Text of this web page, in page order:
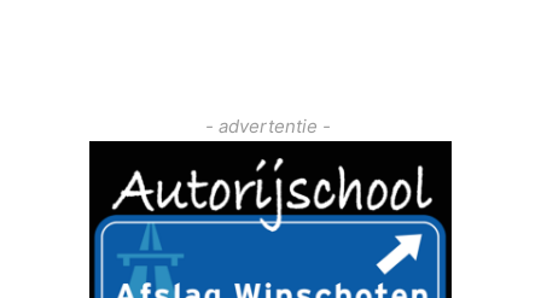
- advertentie -